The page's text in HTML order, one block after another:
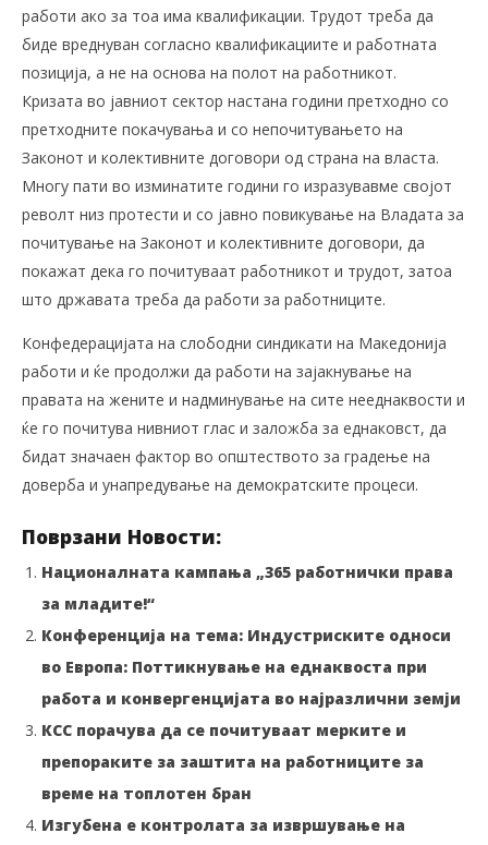
работи ако за тоа има квалификации. Трудот треба да
биде вреднуван согласно квалификациите и работната
позиција, а не на основа на полот на работникот.
Кризата во јавниот сектор настана години претходно со
претходните покачувања и со непочитувањето на
Законот и колективните договори од страна на власта.
Многу пати во изминатите години го изразувавме својот
револт низ протести и со јавно повикување на Владата за
почитување на Законот и колективните договори, да
покажат дека го почитуваат работникот и трудот, затоа
што државата треба да работи за работниците.
Конфедерацијата на слободни синдикати на Македонија
работи и ќе продолжи да работи на зајакнување на
правата на жените и надминување на сите нееднаквости и
ќе го почитува нивниот глас и заложба за еднаковст, да
бидат значаен фактор во општеството за градење на
доверба и унапредување на демократските процеси.
Поврзани Новости:
Националната кампања „365 работнички права
за младите!“
Конференција на тема: Индустриските односи
во Европа: Поттикнување на еднаквоста при
работа и конвергенцијата во најразлични земји
КСС порачува да се почитуваат мерките и
препораките за заштита на работниците за
време на топлотен бран
Изгубена е контролата за извршување на